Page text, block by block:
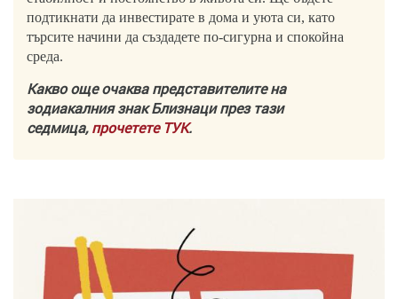
подтикнати да инвестирате в дома и уюта си, като
търсите начини да създадете по-сигурна и спокойна
среда.
Какво още очаква представителите на
зодиакалния знак Близнаци през тази
седмица,прочетете ТУК.